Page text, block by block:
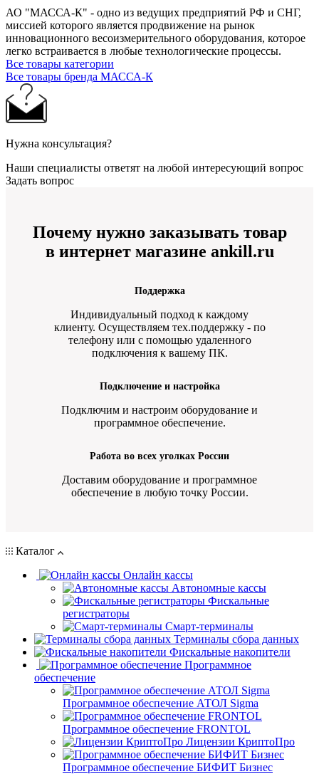
АО "МАССА-К" - одно из ведущих предприятий РФ и СНГ,
миссией которого является продвижение на рынок
инновационного весоизмерительного оборудования, которое
легко встраивается в любые технологические процессы.
Все товары категории
Все товары бренда МАССА-К
Нужна консультация?
Наши специалисты ответят на любой интересующий вопрос
Задать вопрос
Почему нужно заказывать товар
в интернет магазине ankill.ru
Поддержка
Индивидуальный подход к каждому
клиенту. Осуществляем тех.поддержку - по
телефону или с помощью удаленного
подключения к вашему ПК.
Подключение и настройка
Подключим и настроим оборудование и
программное обеспечение.
Работа во всех уголках России
Доставим оборудование и программное
обеспечение в любую точку России.
Каталог
Онлайн кассы
Автономные кассы
Фискальные
регистраторы
Смарт-терминалы
Терминалы сбора данных
Фискальные накопители
Программное
обеспечение
Программное обеспечение АТОЛ Sigma
Программное обеспечение FRONTOL
Лицензии КриптоПро
Программное обеспечение БИФИТ Бизнес